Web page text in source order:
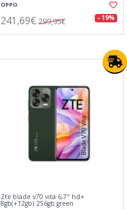
OPPO
241,69€ 299,95€ - 19%
Zte blade v70 vita 6,7" hd+
8gb(+12gb) 256gb green